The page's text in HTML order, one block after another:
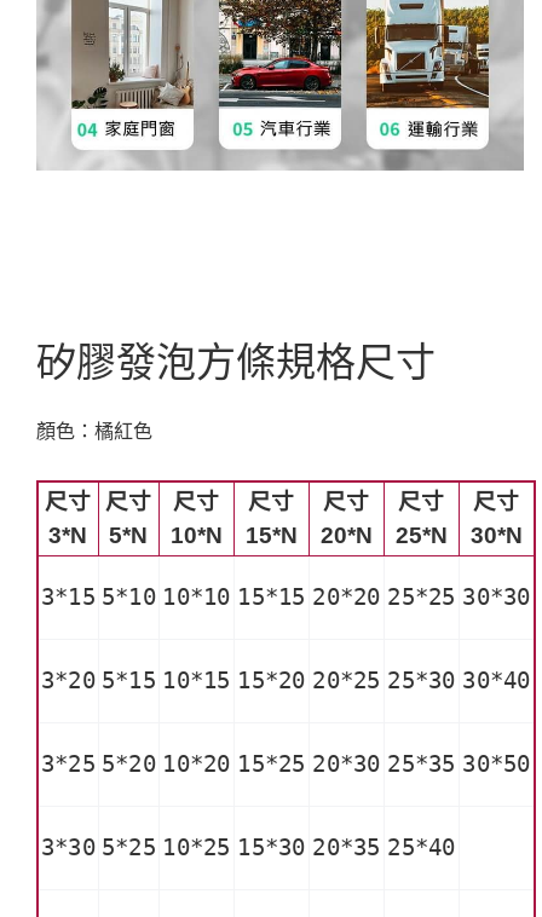
矽膠發泡方條規格尺寸
顏色：橘紅色
尺寸
3*N
尺寸
5*N
尺寸
10*N
尺寸
15*N
尺寸
20*N
尺寸
25*N
尺寸
30*N
3*15 5*10 10*10 15*15 20*20 25*25 30*30
3*20 5*15 10*15 15*20 20*25 25*30 30*40
3*25 5*20 10*20 15*25 20*30 25*35 30*50
3*30 5*25 10*25 15*30 20*35 25*40